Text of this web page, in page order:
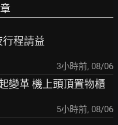
行程請益
3小時前, 08/06
變革 機上頭頂置物櫃
5小時前, 08/06